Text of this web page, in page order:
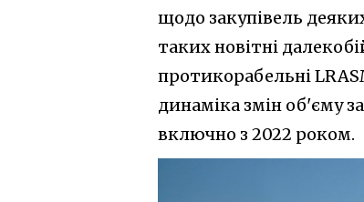
щодо закупівель
таких новітні
протикорабельні
динаміка змін об'єму
включно з 2022 роком.